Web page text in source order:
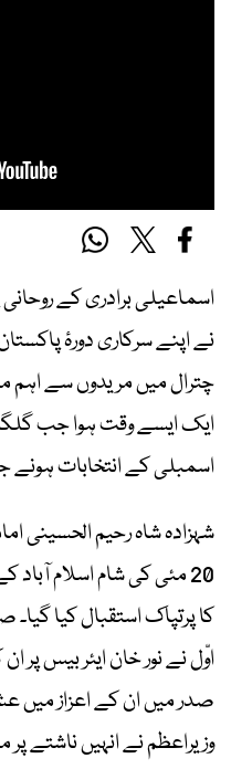
اسماعیلی برادری کے
نے اپنے سرکاری دورۂ
چترال میں مریدوں سے اہم
ایک ایسے وقت ہوا جب
اسمبلی کے انتخابات ہونے
شہزادہ شاہ رحیم الحسینی
20 مئی کی شام اسلام آباد
کا پرتپاک استقبال کیا
اوّل نے نور خان ایئر بیس پر ان
صدر میں ان کے اعزاز میں